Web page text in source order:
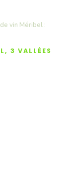
vin Méribel :
3 VALLÉES